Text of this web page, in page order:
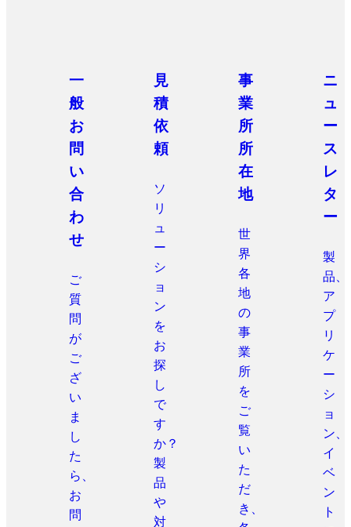
一
般
お
問
い
合
わ
せ
ご
質
問
が
ご
ざ
い
ま
し
た
ら、
お
問
見
積
依
頼
ソ
リ
ュ
ー
シ
ョ
ン
を
お
探
し
で
す
か？
製
品
や
対
事
業
所
所
在
地
世
界
各
地
の
事
業
所
を
ご
覧
い
た
だ
き、
ニ
ュ
ー
ス
レ
タ
ー
製
品、
ア
プ
リ
ケ
ー
シ
ョ
ン、
イ
ベ
ン
ト